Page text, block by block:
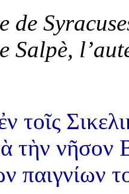
de
Salpè,
τοῖς
τὴν νῆσον
παιγνίων